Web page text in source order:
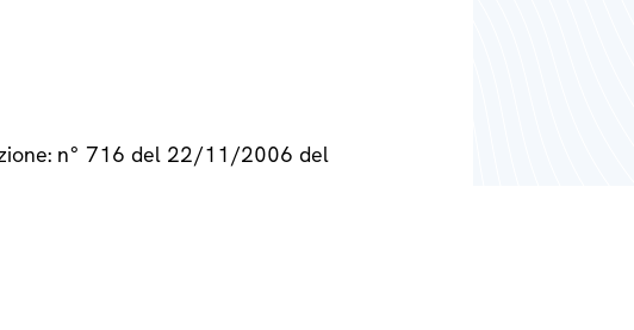
n° 716 del 22/11/2006 del